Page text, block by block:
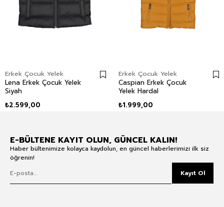
Erkek Çocuk Yelek
Lena Erkek Çocuk Yelek
Siyah
₺2.599,00
Erkek Çocuk Yelek
Caspian Erkek Çocuk
Yelek Hardal
₺1.999,00
E-BÜLTENE KAYIT OLUN, GÜNCEL KALIN!
Haber bültenimize kolayca kaydolun, en güncel haberlerimizi ilk siz
öğrenin!
Kayıt Ol